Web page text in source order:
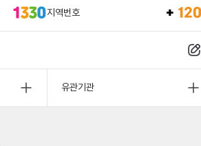
지역번호
유관기관